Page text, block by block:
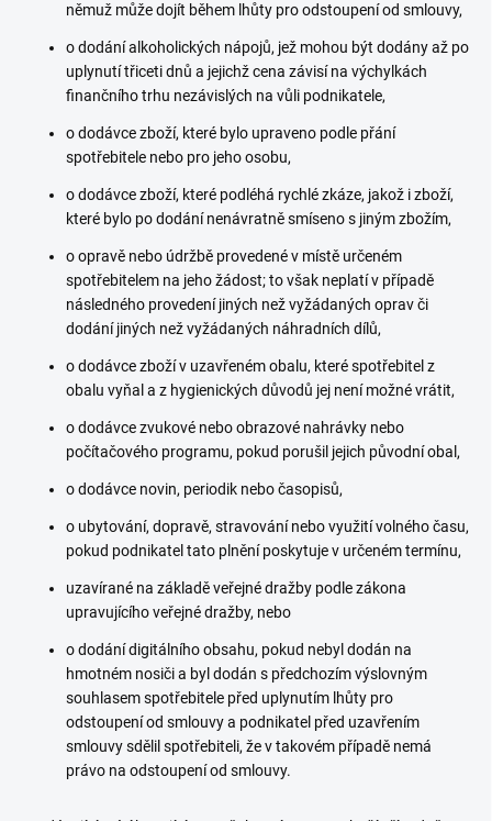
němuž může dojít během lhůty pro odstoupení od smlouvy,
o dodání alkoholických nápojů, jež mohou být dodány až po
uplynutí třiceti dnů a jejichž cena závisí na výchylkách
finančního trhu nezávislých na vůli podnikatele,
o dodávce zboží, které bylo upraveno podle přání
spotřebitele nebo pro jeho osobu,
o dodávce zboží, které podléhá rychlé zkáze, jakož i zboží,
které bylo po dodání nenávratně smíseno s jiným zbožím,
o opravě nebo údržbě provedené v místě určeném
spotřebitelem na jeho žádost; to však neplatí v případě
následného provedení jiných než vyžádaných oprav či
dodání jiných než vyžádaných náhradních dílů,
o dodávce zboží v uzavřeném obalu, které spotřebitel z
obalu vyňal a z hygienických důvodů jej není možné vrátit,
o dodávce zvukové nebo obrazové nahrávky nebo
počítačového programu, pokud porušil jejich původní obal,
o dodávce novin, periodik nebo časopisů,
o ubytování, dopravě, stravování nebo využití volného času,
pokud podnikatel tato plnění poskytuje v určeném termínu,
uzavírané na základě veřejné dražby podle zákona
upravujícího veřejné dražby, nebo
o dodání digitálního obsahu, pokud nebyl dodán na
hmotném nosiči a byl dodán s předchozím výslovným
souhlasem spotřebitele před uplynutím lhůty pro
odstoupení od smlouvy a podnikatel před uzavřením
smlouvy sdělil spotřebiteli, že v takovém případě nemá
právo na odstoupení od smlouvy.